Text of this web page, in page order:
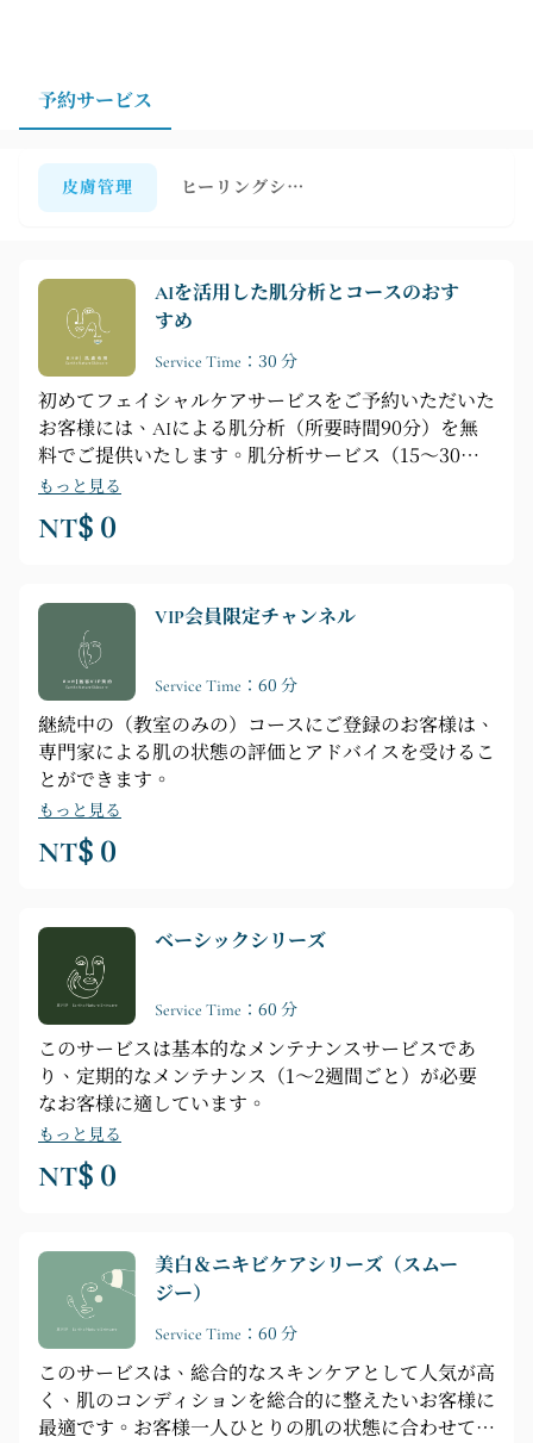
します。スタッフがお客様の現在の肌の状態に合わせ
て、最適なスキンケアプランをご提案いたします。
予約サービス
皮膚管理 ヒーリングシリーズ
AIを活用した肌分析とコースのおす
すめ
Service Time：30 分
初めてフェイシャルケアサービスをご予約いただいた
お客様には、AIによる肌分析（所要時間90分）を無
料でご提供いたします。肌分析サービス（15～30
分）のみをご希望の場合は、別途799台湾ドルのカウ
ンセリング料金がかかります。
もっと見る
NT$ 0
VIP会員限定チャンネル
Service Time：60 分
継続中の（教室のみの）コースにご登録のお客様は、
専門家による肌の状態の評価とアドバイスを受けるこ
とができます。
もっと見る
NT$ 0
ベーシックシリーズ
Service Time：60 分
このサービスは基本的なメンテナンスサービスであ
り、定期的なメンテナンス（1～2週間ごと）が必要
なお客様に適しています。
もっと見る
NT$ 0
美白＆ニキビケアシリーズ（スムー
ジー）
Service Time：60 分
このサービスは、総合的なスキンケアとして人気が高
く、肌のコンディションを総合的に整えたいお客様に
最適です。お客様一人ひとりの肌の状態に合わせて、